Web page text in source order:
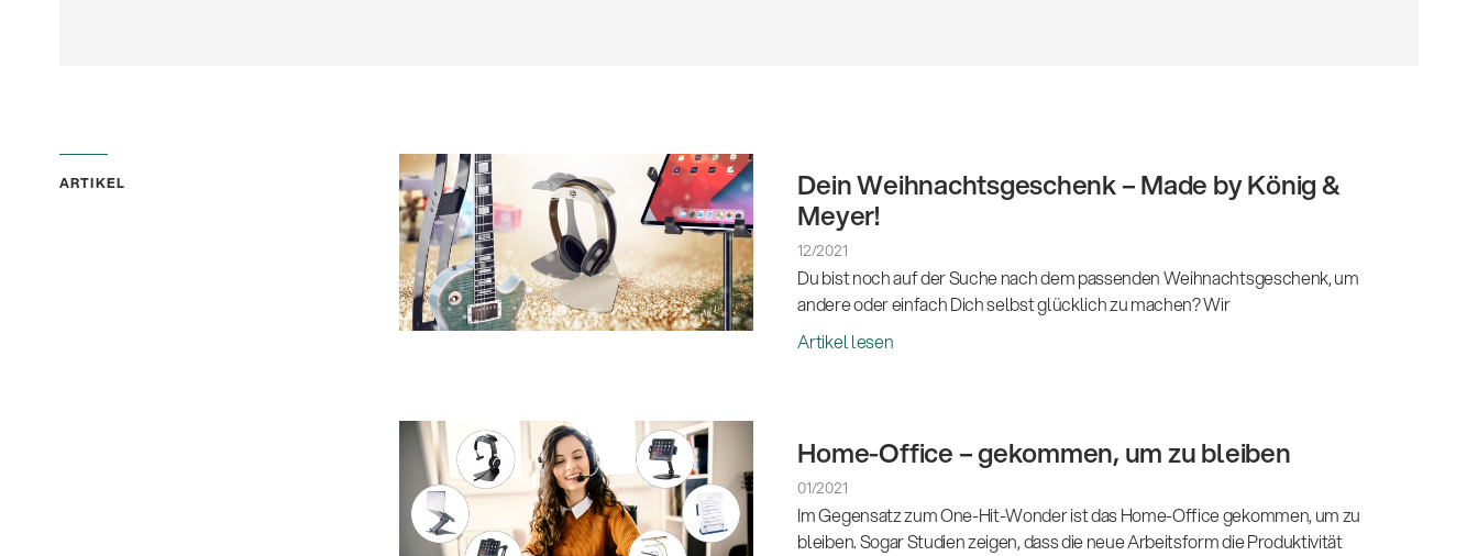
ARTIKEL
Dein Weihnachtsgeschenk – Made by König &
Meyer!
12/2021
Du bist noch auf der Suche nach dem passenden Weihnachtsgeschenk, um
andere oder einfach Dich selbst glücklich zu machen? Wir
Artikel lesen
Home-Office – gekommen, um zu bleiben
01/2021
Im Gegensatz zum One-Hit-Wonder ist das Home-Office gekommen, um zu
bleiben. Sogar Studien zeigen, dass die neue Arbeitsform die Produktivität